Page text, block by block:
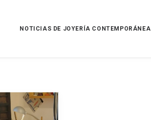
NOTICIAS DE JOYERÍA CONTEMPORÁNEA